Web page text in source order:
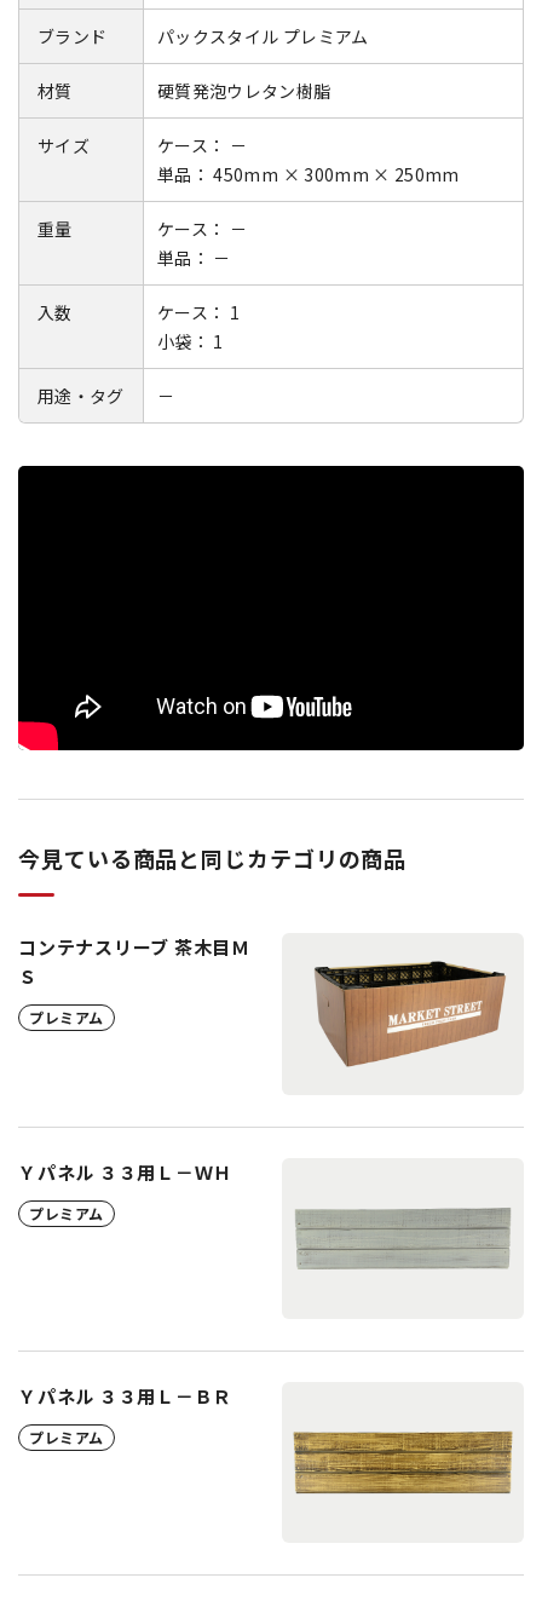
ブランド パックスタイル プレミアム
材質 硬質発泡ウレタン樹脂
サイズ
ケース： －
単品： 450mm × 300mm × 250mm
重量
ケース： －
単品： －
入数
ケース： 1
小袋： 1
用途・タグ －
今見ている商品と同じカテゴリの商品
コンテナスリーブ 茶木目Ｍ
Ｓ
プレミアム
Ｙパネル ３３用Ｌ－ＷＨ
プレミアム
Ｙパネル ３３用Ｌ－ＢＲ
プレミアム